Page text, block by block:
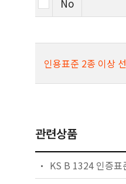
No
인용표준 2종 이상
관련상품
KS B 1324 인증표